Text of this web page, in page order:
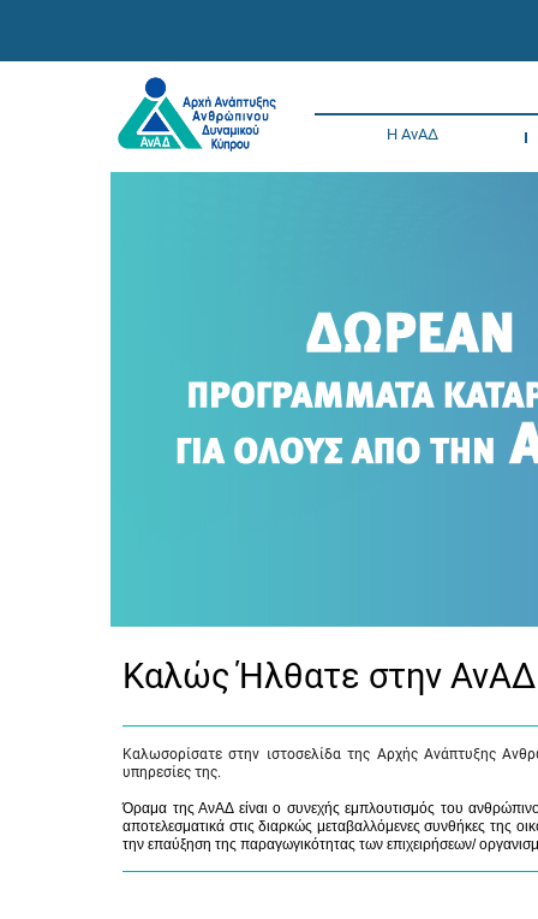
Η ΑνΑΔ
Καλώς Ήλθατε στην ΑνΑΔ
Καλωσορίσατε στην ιστοσελίδα της Αρχής Ανάπτυξης
υπηρεσίες της.
Όραμα της ΑνΑΔ είναι ο συνεχής εμπλουτισμός του
αποτελεσματικά στις διαρκώς μεταβαλλόμενες συνθήκες της
την επαύξηση της παραγωγικότητας των επιχειρήσεων/